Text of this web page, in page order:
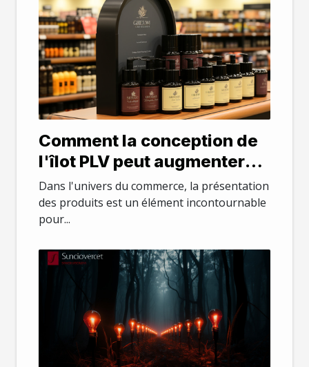
Comment la conception de
l'îlot PLV peut augmenter
l'attrait des produits en
magasin
Dans l'univers du commerce, la présentation
des produits est un élément incontournable
pour...